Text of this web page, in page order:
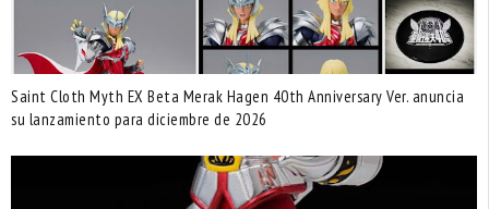
Saint Cloth Myth EX Beta Merak Hagen 40th Anniversary Ver. anuncia
su lanzamiento para diciembre de 2026